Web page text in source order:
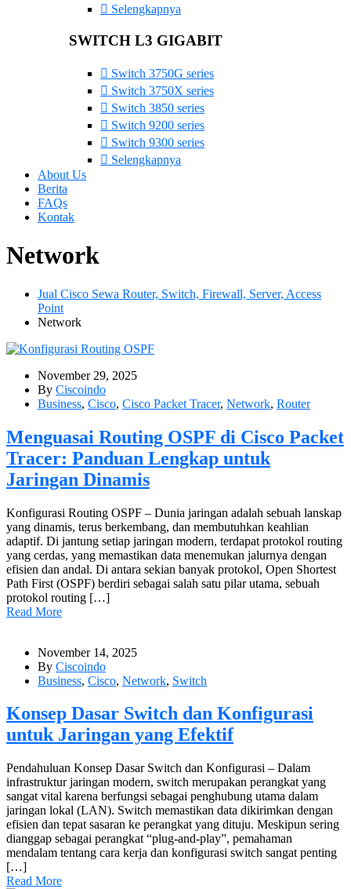
Selengkapnya
SWITCH L3 GIGABIT
Switch 3750G series
Switch 3750X series
Switch 3850 series
Switch 9200 series
Switch 9300 series
Selengkapnya
About Us
Berita
FAQs
Kontak
Network
Jual Cisco Sewa Router, Switch, Firewall, Server, Access
Point
Network
November 29, 2025
By Ciscoindo
Business, Cisco, Cisco Packet Tracer, Network, Router
Menguasai Routing OSPF di Cisco Packet
Tracer: Panduan Lengkap untuk
Jaringan Dinamis
Konfigurasi Routing OSPF – Dunia jaringan adalah sebuah lanskap
yang dinamis, terus berkembang, dan membutuhkan keahlian
adaptif. Di jantung setiap jaringan modern, terdapat protokol routing
yang cerdas, yang memastikan data menemukan jalurnya dengan
efisien dan andal. Di antara sekian banyak protokol, Open Shortest
Path First (OSPF) berdiri sebagai salah satu pilar utama, sebuah
protokol routing […]
Read More
November 14, 2025
By Ciscoindo
Business, Cisco, Network, Switch
Konsep Dasar Switch dan Konfigurasi
untuk Jaringan yang Efektif
Pendahuluan Konsep Dasar Switch dan Konfigurasi – Dalam
infrastruktur jaringan modern, switch merupakan perangkat yang
sangat vital karena berfungsi sebagai penghubung utama dalam
jaringan lokal (LAN). Switch memastikan data dikirimkan dengan
efisien dan tepat sasaran ke perangkat yang dituju. Meskipun sering
dianggap sebagai perangkat “plug-and-play”, pemahaman
mendalam tentang cara kerja dan konfigurasi switch sangat penting
[…]
Read More